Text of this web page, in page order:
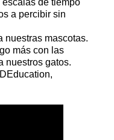
de tiempo
a percibir sin
nuestras mascotas.
más con las
nuestros gatos.